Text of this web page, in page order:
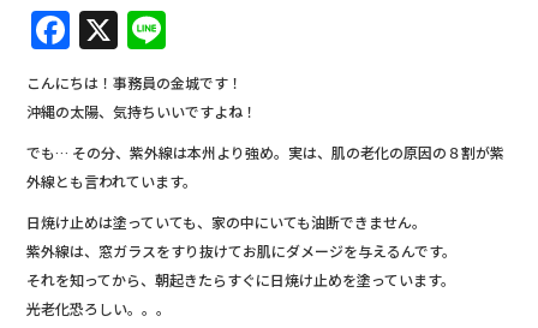
F
a
c
e
b
o
o
k
X
n
e
こんにちは！事務員の金城です！
沖縄の太陽、気持ちいいですよね！
でも… その分、紫外線は本州より強め。実は、肌の老化の原因の８割が紫
外線とも言われています。
日焼け止めは塗っていても、家の中にいても油断できません。
紫外線は、窓ガラスをすり抜けてお肌にダメージを与えるんです。
それを知ってから、朝起きたらすぐに日焼け止めを塗っています。
光老化恐ろしい。。。